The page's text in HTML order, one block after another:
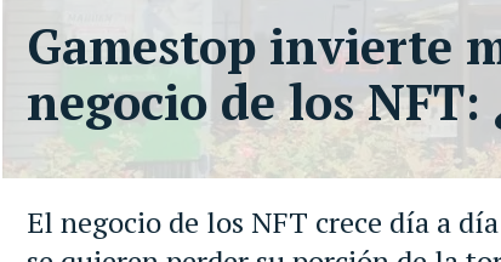
El negocio de los NFT crece día a
Gamestop invierte
negocio de los NFT: